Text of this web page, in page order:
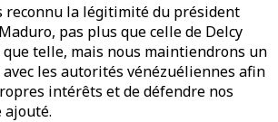
reconnu la légitimité du président
pas plus que celle de Delcy
telle, mais nous maintiendrons un
les autorités vénézuéliennes afin
intérêts et de défendre nos
ajouté.